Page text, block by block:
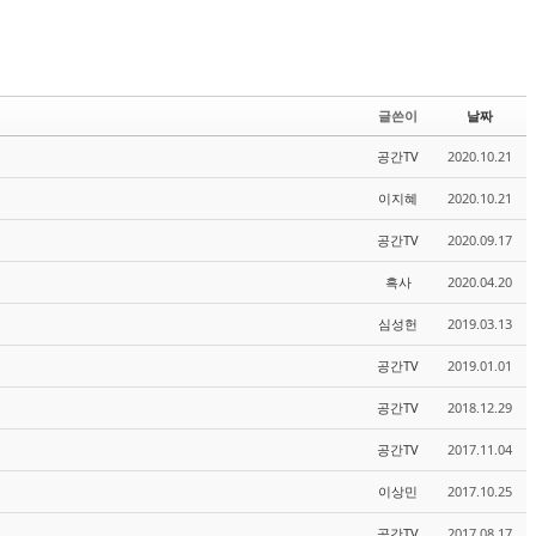
글쓴이 날짜
공간TV 2020.10.21
이지혜 2020.10.21
공간TV 2020.09.17
흑사 2020.04.20
심성헌 2019.03.13
공간TV 2019.01.01
공간TV 2018.12.29
공간TV 2017.11.04
이상민 2017.10.25